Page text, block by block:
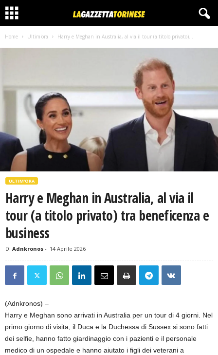
Home Ultim'ora Harry e Meghan in Australia, al via il tour (a titolo privato)...
ULTIM'ORA
Harry e Meghan in Australia, al via il
tour (a titolo privato) tra beneficenza e
business
Di Adnkronos - 14 Aprile 2026
(Adnkronos) –
Harry e Meghan sono arrivati in Australia per un tour di 4 giorni. Nel
primo giorno di visita, il Duca e la Duchessa di Sussex si sono fatti
dei selfie, hanno fatto giardinaggio con i pazienti e il personale
medico di un ospedale e hanno aiutato i figli dei veterani a